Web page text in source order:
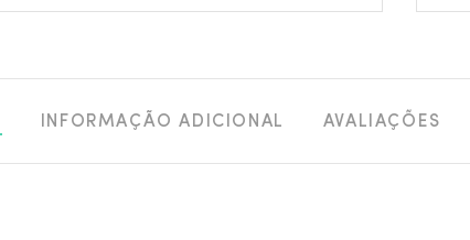
INFORMAÇÃO ADICIONAL AVALIAÇÕES